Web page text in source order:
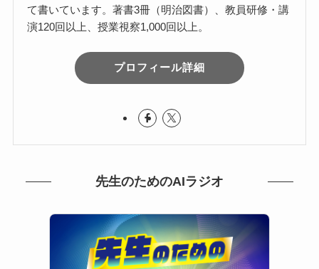
て書いています。著書3冊（明治図書）、教員研修・講
演120回以上、授業視察1,000回以上。
プロフィール詳細
先生のためのAIラジオ